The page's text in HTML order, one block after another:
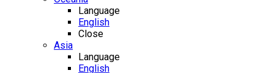
Language
English
Close
Asia
Language
English